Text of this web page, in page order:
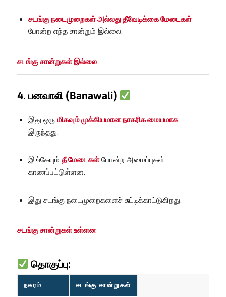
சடங்கு நடைமுறைகள் அல்லது தீவேடிக்கை மேடைகள்
போன்ற எந்த சான்றும் இல்லை.
சடங்கு சான்றுகள் இல்லை
4. பனவாலி (Banawali)
இது ஒருமிகவும் முக்கியமான நாகரிக மையமாக
இருந்தது.
இங்கேயும் தீ மேடைகள்போன்ற அமைப்புகள்
காணப்பட்டுள்ளன.
இது சடங்கு நடைமுறைகளைச் சுட்டிக்காட்டுகிறது.
சடங்கு சான்றுகள் உள்ளன
தொகுப்பு:
நகரம் சடங்கு சான்றுகள்